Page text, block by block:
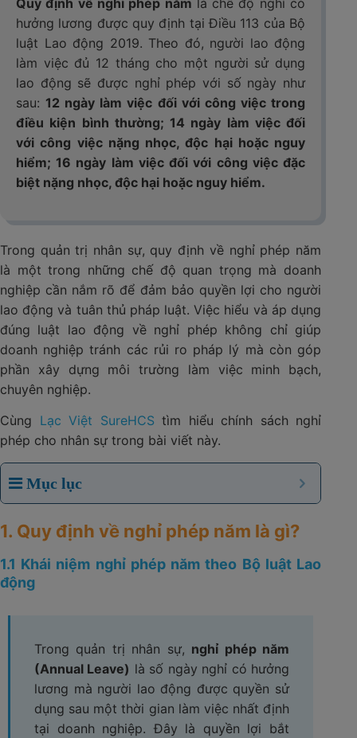
Quy định về nghỉ phép năm là chế độ nghỉ có
hưởng lương được quy định tại Điều 113 của Bộ
luật Lao động 2019. Theo đó, người lao động
làm việc đủ 12 tháng cho một người sử dụng
lao động sẽ được nghỉ phép với số ngày như
sau: 12 ngày làm việc đối với công việc trong
điều kiện bình thường; 14 ngày làm việc đối
với công việc nặng nhọc, độc hại hoặc nguy
hiểm; 16 ngày làm việc đối với công việc đặc
biệt nặng nhọc, độc hại hoặc nguy hiểm.
Trong quản trị nhân sự, quy định về nghỉ phép năm
là một trong những chế độ quan trọng mà doanh
nghiệp cần nắm rõ để đảm bảo quyền lợi cho người
lao động và tuân thủ pháp luật. Việc hiểu và áp dụng
đúng luật lao động về nghỉ phép không chỉ giúp
doanh nghiệp tránh các rủi ro pháp lý mà còn góp
phần xây dựng môi trường làm việc minh bạch,
chuyên nghiệp.
Cùng Lạc Việt SureHCS tìm hiểu chính sách nghỉ
phép cho nhân sự trong bài viết này.
Mục lục
1. Quy định về nghỉ phép năm là gì?
1.1 Khái niệm nghỉ phép năm theo Bộ luật Lao
động
Trong quản trị nhân sự, nghỉ phép năm
(Annual Leave) là số ngày nghỉ có hưởng
lương mà người lao động được quyền sử
dụng sau một thời gian làm việc nhất định
tại doanh nghiệp. Đây là quyền lợi bắt